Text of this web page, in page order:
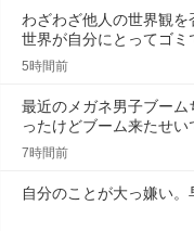
わざわざ他人の世界観
世界が自分にとってゴミ
5時間前
最近のメガネ男子ブー
ったけどブーム来たせい
7時間前
自分のことが大っ嫌い。